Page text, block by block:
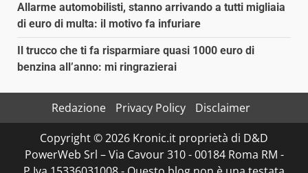
Allarme automobilisti, stanno arrivando a tutti migliaia
di euro di multa: il motivo fa infuriare
Il trucco che ti fa risparmiare quasi 1000 euro di
benzina all’anno: mi ringrazierai
Redazione Privacy Policy
Disclaimer
Copyright © 2026 Kronic.it proprietà di D&D
PowerWeb Srl – Via Cavour 310 - 00184 Roma RM -